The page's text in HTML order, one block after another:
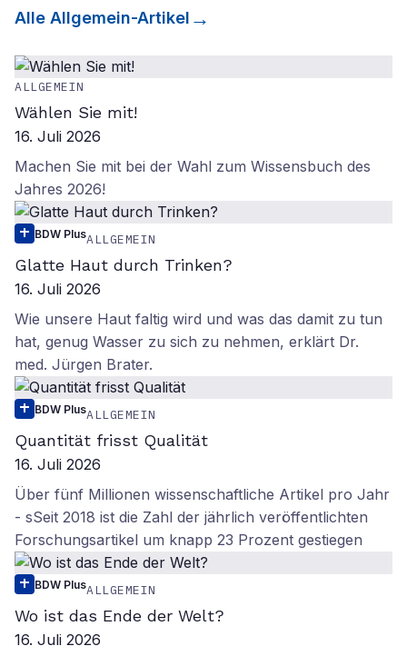
Alle Allgemein-Artikel
ALLGEMEIN
Wählen Sie mit!
16. Juli 2026
Machen Sie mit bei der Wahl zum Wissensbuch des
Jahres 2026!
BDW PlusALLGEMEIN
Glatte Haut durch Trinken?
16. Juli 2026
Wie unsere Haut faltig wird und was das damit zu tun
hat, genug Wasser zu sich zu nehmen, erklärt Dr.
med. Jürgen Brater.
BDW PlusALLGEMEIN
Quantität frisst Qualität
16. Juli 2026
Über fünf Millionen wissenschaftliche Artikel pro Jahr
- sSeit 2018 ist die Zahl der jährlich veröffentlichten
Forschungsartikel um knapp 23 Prozent gestiegen
BDW PlusALLGEMEIN
Wo ist das Ende der Welt?
16. Juli 2026